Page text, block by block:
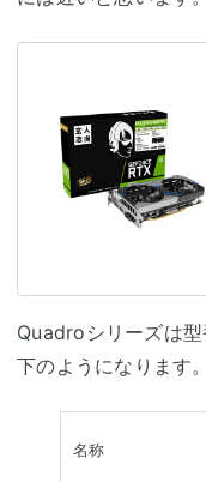
Quadroシリーズは
下のようになります。
名称